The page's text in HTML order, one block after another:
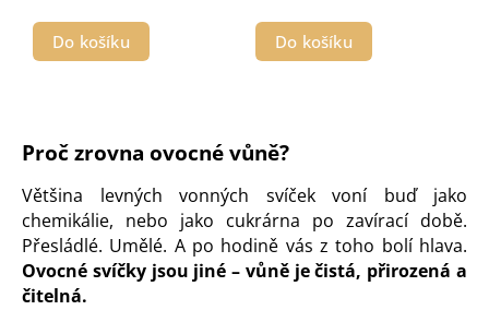
Do košíku Do košíku
Proč zrovna ovocné vůně?
Většina levných vonných svíček voní buď jako
chemikálie, nebo jako cukrárna po zavírací době.
Přesládlé. Umělé. A po hodině vás z toho bolí hlava.
Ovocné svíčky jsou jiné – vůně je čistá, přirozená a
čitelná.